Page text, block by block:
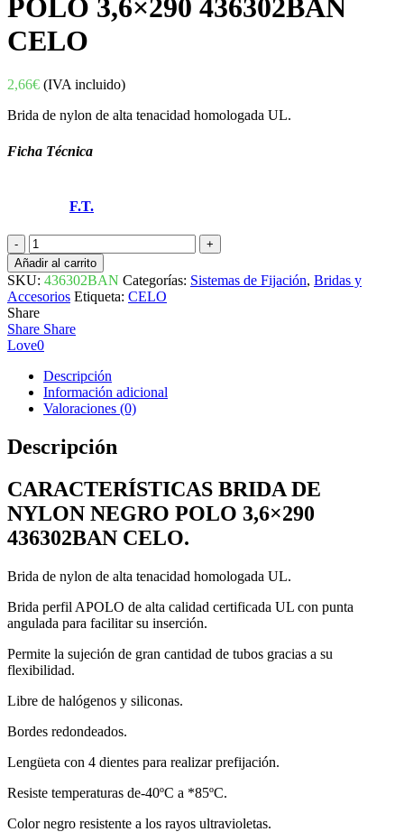
POLO 3,6×290 436302BAN
CELO
2,66€ (IVA incluido)
Brida de nylon de alta tenacidad homologada UL.
Ficha Técnica
F.T.
BRIDA
DE
NYLON
NEGRO
POLO
3,6x290
436302BAN
CELO
cantidad
Añadir al carrito
SKU: 436302BAN Categorías: Sistemas de Fijación, Bridas y
Accesorios Etiqueta: CELO
Share
Share Share
Love0
Descripción
Información adicional
Valoraciones (0)
Descripción
CARACTERÍSTICAS BRIDA DE
NYLON NEGRO POLO 3,6×290
436302BAN CELO.
Brida de nylon de alta tenacidad homologada UL.
Brida perfil APOLO de alta calidad certificada UL con punta
angulada para facilitar su inserción.
Permite la sujeción de gran cantidad de tubos gracias a su
flexibilidad.
Libre de halógenos y siliconas.
Bordes redondeados.
Lengüeta con 4 dientes para realizar prefijación.
Resiste temperaturas de-40ºC a *85ºC.
Color negro resistente a los rayos ultravioletas.